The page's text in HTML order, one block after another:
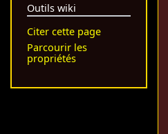
Outils wiki
Citer cette page
Parcourir les
propriétés